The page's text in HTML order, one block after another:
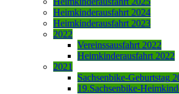
Heimkinderausfahrt 2024
Heimkinderausfahrt 2023
2022
Vereinssausfahrt 2022
Heimkinderausfahrt 2022
2021
Sachsenbike-Geburtstag
19.Sachsenbike-